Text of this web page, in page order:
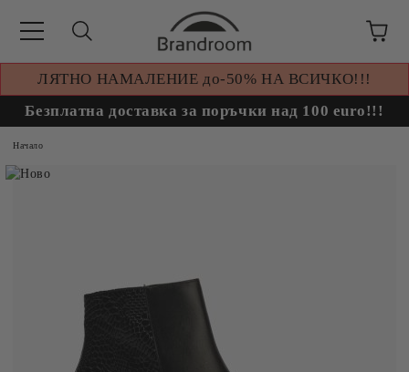
ЛЯТНО НАМАЛЕНИЕ до-50% НА ВСИЧКО!!!
Безплатна доставка за поръчки над 100 euro!!!
Начало